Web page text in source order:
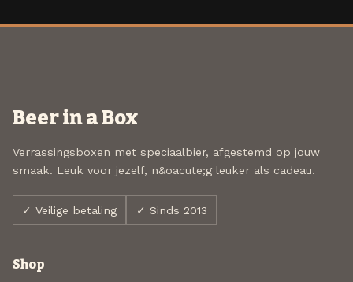
Beer in a Box
Verrassingsboxen met speciaalbier, afgestemd op jouw
smaak. Leuk voor jezelf, n&oacute;g leuker als cadeau.
✓ Veilige betaling ✓ Sinds 2013
Shop